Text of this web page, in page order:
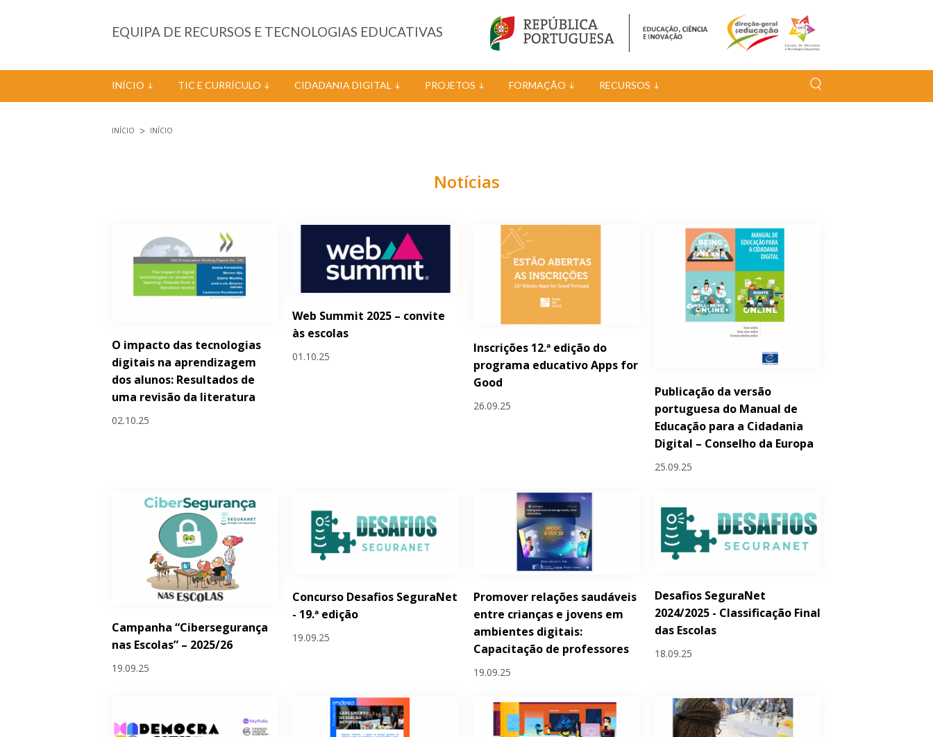
EQUIPA DE RECURSOS E TECNOLOGIAS EDUCATIVAS
INÍCIO TIC E CURRÍCULO CIDADANIA DIGITAL PROJETOS FORMAÇÃO RECURSOS
INÍCIO INÍCIO
Notícias
O impacto das tecnologias
digitais na aprendizagem
dos alunos: Resultados de
uma revisão da literatura
02.10.25
Web Summit 2025 – convite
às escolas
01.10.25
Inscrições 12.ª edição do
programa educativo Apps for
Good
26.09.25
Publicação da versão
portuguesa do Manual de
Educação para a Cidadania
Digital – Conselho da Europa
25.09.25
Campanha “Cibersegurança
nas Escolas” – 2025/26
19.09.25
Concurso Desafios SeguraNet
- 19.ª edição
19.09.25
Promover relações saudáveis
entre crianças e jovens em
ambientes digitais:
Capacitação de professores
19.09.25
Desafios SeguraNet
2024/2025 - Classificação Final
das Escolas
18.09.25
Páginas